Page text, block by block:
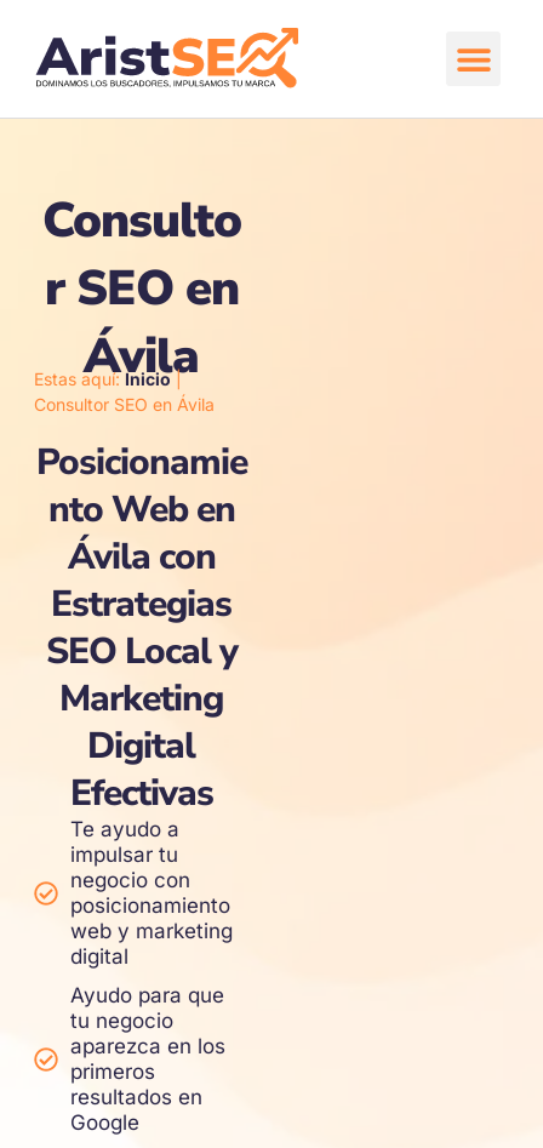
contenido
Consulto
r SEO en
Ávila
Estas aquí: Inicio|
Consultor SEO en Ávila
Posicionamie
nto Web en
Ávila con
Estrategias
SEO Local y
Marketing
Digital
Efectivas
Te ayudo a
impulsar tu
negocio con
posicionamiento
web y marketing
digital
Ayudo para que
tu negocio
aparezca en los
primeros
resultados en
Google